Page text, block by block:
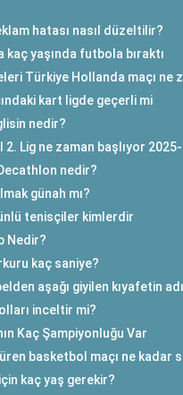
hatası nasıl düzeltilir?
kaç yaşında futbola bıraktı
Türkiye Hollanda maçı ne
kart ligde geçerli mi
nedir?
2. Lig ne zaman başlıyor
nedir?
günah mı?
tenisçiler kimlerdir
Nedir?
kaç saniye?
aşağı giyilen kıyafetin
inceltir mi?
Kaç Şampiyonluğu Var
basketbol maçı ne kadar
kaç yaş gerekir?